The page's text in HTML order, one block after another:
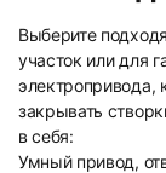
Выберите
участок или для
электропривода,
закрывать
в себя:
Умный привод,